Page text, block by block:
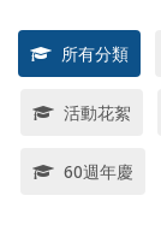
所有分類
活動花絮
60週年慶